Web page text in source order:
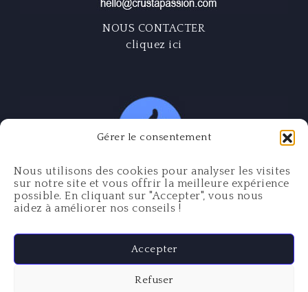
Gérer le consentement
Nous utilisons des cookies pour analyser les visites
sur notre site et vous offrir la meilleure expérience
possible. En cliquant sur "Accepter", vous nous
aidez à améliorer nos conseils !
Accepter
Refuser
NOUS CONTACTER
cliquez ici
Mentions légales